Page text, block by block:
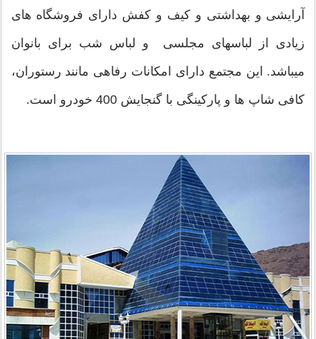
آرایشی و بهداشتی و کیف و کفش دارای فروشگاه های
زیادی از لباسهای مجلسی و لباس شب برای بانوان
میباشد. این مجتمع دارای امکانات رفاهی مانند رستوران،
کافی شاپ ها و پارکینگی با گنجایش 400 خودرو است.